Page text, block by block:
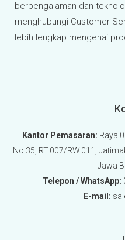
berpengalaman dan
menghubungi Customer
lebih lengkap mengenai
Kantor Pemasaran: Raya
No.35, RT.007/RW.011,
Jawa
Telepon / WhatsApp:
E-mail: